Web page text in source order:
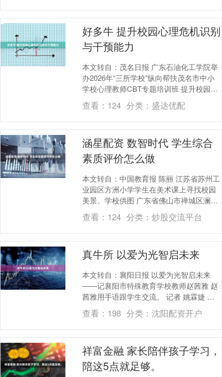
好多牛 提升校园心理危机识别
与干预能力
本文转自：茂名日报 广东石油化工学院举
办2026年“三所学校”纵向帮扶茂名市中小
学校心理教师CBT专题培训班 提升校园心
理危机识别与干预能力 培训现场。 ■记
者....
查看： 124 分类： 盛达优配
涵星配资 数智时代 学生综合
素质评价怎么做
本文转自：中国教育报 陈丽 江苏省苏州工
业园区方洲小学学生在美术课上寻找校园
美景。学校供图 广东省佛山市禅城区澜石
小学学生利用设计软件设计龙舟。资料图
片 教育评....
查看： 124 分类： 炒股交流平台
真牛所 以爱为光智启未来
本文转自：襄阳日报 以爱为光智启未来
——记襄阳市特殊教育学校教师赵茜雅 赵
茜雅用手语跟学生交流。 记者 姚霖婕 通
讯员 刘力铭 文/图 “孩子们，你们的电子
宠....
查看： 198 分类： 沈阳配资开户
祥富金融 家长陪伴孩子学习，
陪这5点就足够。